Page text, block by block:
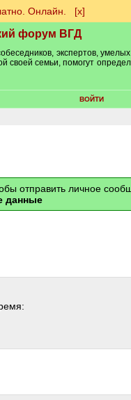
Онлайн. [х]
форум ВГД
экспертов,
семьи, помогут
ВОЙТИ
отправить личное
данные